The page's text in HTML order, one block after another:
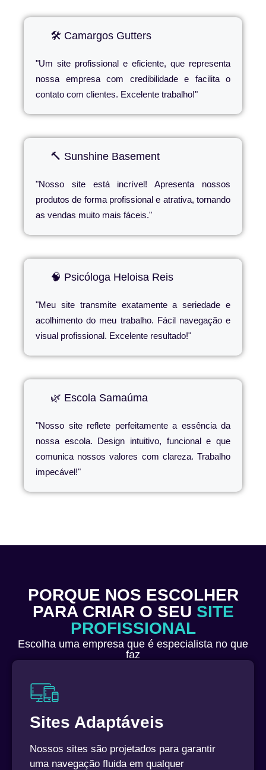
🛠️ Camargos Gutters
"Um site profissional e eficiente, que representa
nossa empresa com credibilidade e facilita o
contato com clientes. Excelente trabalho!"
🔨 Sunshine Basement
"Nosso site está incrível! Apresenta nossos
produtos de forma profissional e atrativa, tornando
as vendas muito mais fáceis."
🧠 Psicóloga Heloisa Reis
"Meu site transmite exatamente a seriedade e
acolhimento do meu trabalho. Fácil navegação e
visual profissional. Excelente resultado!"
🌿 Escola Samaúma
"Nosso site reflete perfeitamente a essência da
nossa escola. Design intuitivo, funcional e que
comunica nossos valores com clareza. Trabalho
impecável!"
PORQUE NOS ESCOLHER
PARA CRIAR O SEU SITE
PROFISSIONAL
Escolha uma empresa que é especialista no que
faz
Sites Adaptáveis
Nossos sites são projetados para garantir
uma navegação fluida em qualquer